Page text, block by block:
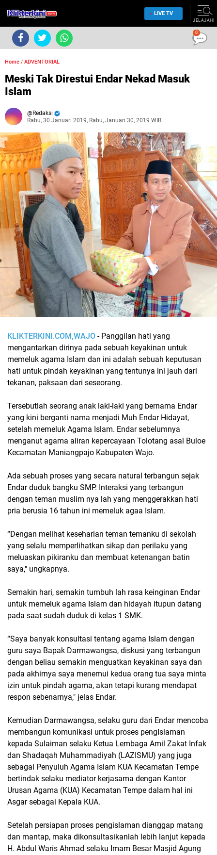
LIVE TV
JELAJAHI
Home / ADVENTORIAL
Meski Tak Direstui Endar Nekad Masuk
Islam
Redaksi
Rabu, 30 Januari 2019, Rabu, Januari 30, 2019 WIB
KLIKTERKINI.COM,WAJO - Panggilan hati yang
mengantarkan dirinya pada sebuah keyakinan untuk
memeluk agama Islam dan ini adalah sebuah keputusan
hati untuk pindah keyakinan yang tentunya ini jauh dari
tekanan, paksaan dari seseorang.
Tersebutlah seorang anak laki-laki yang bernama Endar
yang kini berganti nama menjadi Muh Endar Hidayat,
setelah memeluk Agama Islam. Endar sebelumnya
menganut agama aliran kepercayaan Tolotang asal Buloe
Kecamatan Maniangpajo Kabupaten Wajo.
Ada sebuah proses yang secara natural terbangun sejak
Endar duduk bangku SMP. Interaksi yang terbangun
dengan teman muslim nya lah yang menggerakkan hati
pria berusia 16 tahun ini memeluk agaa Islam.
“Dengan melihat keseharian teman temanku di sekolah
yang selalu memperlihatkan sikap dan perilaku yang
meluaskan pikiranku dan membuat ketenangan batin
saya," ungkapnya.
Semakin hari, semakin tumbuh lah rasa keinginan Endar
untuk memeluk agama Islam dan hidayah itupun datang
pada saat sudah duduk di kelas 1 SMK.
“Saya banyak konsultasi tentang agama Islam dengan
guru saya Bapak Darmawangsa, diskusi yang terbangun
dengan beliau semakin menguatkan keyakinan saya dan
pada akhirnya saya menemui kedua orang tua saya minta
izin untuk pindah agama, akan tetapi kurang mendapat
respon sebenarnya," jelas Endar.
Kemudian Darmawangsa, selaku guru dari Endar mencoba
membangun komunikasi untuk proses pengIslaman
kepada Sulaiman selaku Ketua Lembaga Amil Zakat Infak
dan Shadaqah Muhammadiyah (LAZISMU) yang juga
sebagai Penyuluh Agama Islam KUA Kecamatan Tempe
bertindak selaku mediator kerjasama dengan Kantor
Urusan Agama (KUA) Kecamatan Tempe dalam hal ini
Asgar sebagai Kepala KUA.
Setelah persiapan proses pengislaman dianggap matang
dan mantap, maka dikonsultasikanlah lebih lanjut kepada
H. Abdul Waris Ahmad selaku Imam Besar Masjid Agung
0